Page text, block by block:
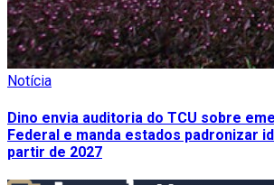
Notícia
Dino envia auditoria do TCU sobre
Federal e manda estados padronizar
partir de 2027